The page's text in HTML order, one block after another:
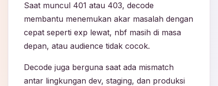
Saat muncul 401 atau 403, decode
membantu menemukan akar masalah dengan
cepat seperti exp lewat, nbf masih di masa
depan, atau audience tidak cocok.
Decode juga berguna saat ada mismatch
antar lingkungan dev, staging, dan produksi